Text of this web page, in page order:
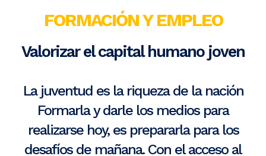
FORMACIÓN Y EMPLEO
Valorizar el capital humano joven
La juventud es la riqueza de la nación
Formarla y darle los medios para
realizarse hoy, es prepararla para los
desafíos de mañana. Con el acceso al